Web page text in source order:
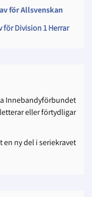
för Allsvenskan
för Division 1 Herrar
Innebandyförbundet
eller förtydligar
en ny del i seriekravet